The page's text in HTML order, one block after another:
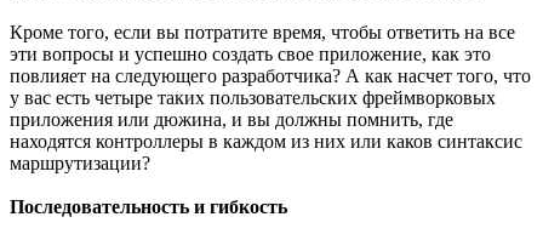
Кроме того, если вы потратите время, чтобы ответить на все
эти вопросы и успешно создать свое приложение, как это
повлияет на следующего разработчика? А как насчет того, что
у вас есть четыре таких пользовательских фреймворковых
приложения или дюжина, и вы должны помнить, где
находятся контроллеры в каждом из них или каков синтаксис
маршрутизации?
Последовательность и гибкость